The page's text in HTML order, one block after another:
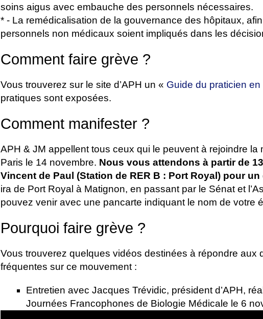
soins aigus avec embauche des personnels nécessaires.
* - La remédicalisation de la gouvernance des hôpitaux,
personnels non médicaux soient impliqués dans les
Comment faire grève ?
Vous trouverez sur le site d’APH un « Guide du praticien en
pratiques sont exposées.
Comment manifester ?
APH & JM appellent tous ceux qui le peuvent à rejoindre la
Paris le 14 novembre. Nous vous attendons à partir de
Vincent de Paul (Station de RER B : Port Royal) pour un
ira de Port Royal à Matignon, en passant par le Sénat et
pouvez venir avec une pancarte indiquant le nom de votre
Pourquoi faire grève ?
Vous trouverez quelques vidéos destinées à répondre aux
fréquentes sur ce mouvement :
Entretien avec Jacques Trévidic, président d’APH,
Journées Francophones de Biologie Médicale le 6